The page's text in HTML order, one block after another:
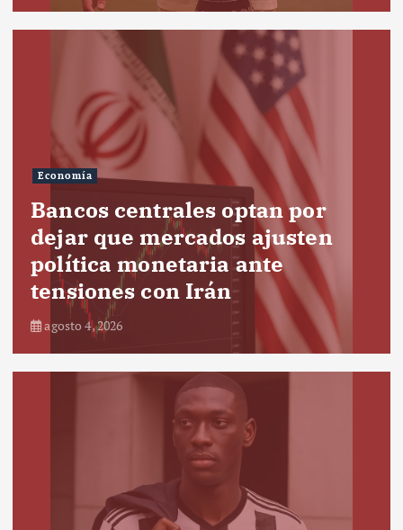
Economía
Bancos centrales optan por
dejar que mercados ajusten
política monetaria ante
tensiones con Irán
agosto 4, 2026